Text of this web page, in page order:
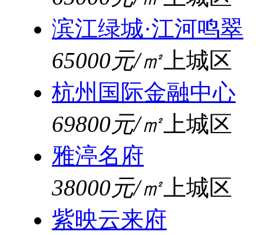
滨江绿城·江河鸣翠
65000元/㎡ 上城区
杭州国际金融中心
69800元/㎡ 上城区
雅渟名府
38000元/㎡ 上城区
紫映云来府